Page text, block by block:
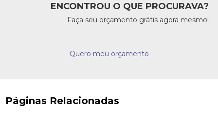
ENCONTROU O QUE PROCURAVA?
Faça seu orçamento grátis agora mesmo!
Quero meu orçamento
Páginas Relacionadas